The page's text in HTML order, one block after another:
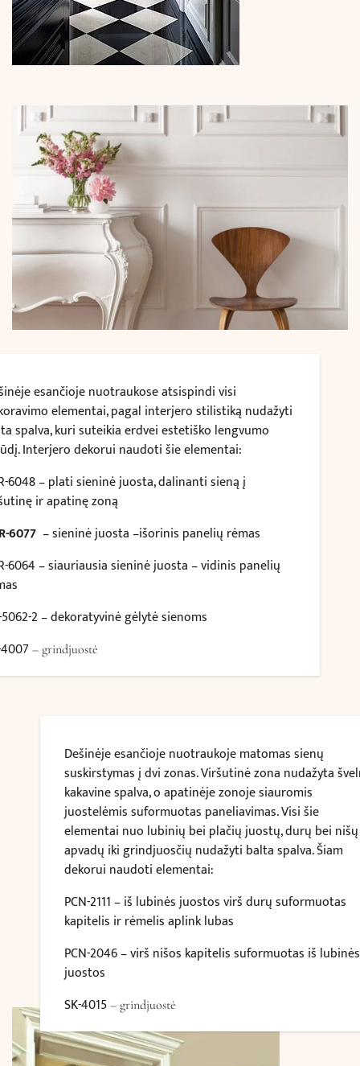
esančioje nuotraukose atsispindi visi
elementai, pagal interjero stilistiką nudažyti
spalva, kuri suteikia erdvei estetiško lengvumo
Interjero dekorui naudoti šie elementai:
6048– plati sieninė juosta, dalinanti sieną į
ir apatinę zoną
6077 – sieninė juosta –išorinis panelių rėmas
6064– siauriausia sieninė juosta – vidinis panelių
2– dekoratyvinė gėlytė sienoms
– grindjuostė
Dešinėje esančioje nuotraukoje matomas sienų
suskirstymas į dvi zonas. Viršutinė zona nudažyta
kakavine spalva, o apatinėje zonoje siauromis
juostelėmis suformuotas paneliavimas. Visi šie
elementai nuo lubinių bei plačių juostų, durų bei nišų
apvadų iki grindjuosčių nudažyti balta spalva. Šiam
dekorui naudoti elementai:
PCN-2111– iš lubinės juostos virš durų suformuotas
kapitelis ir rėmelis aplink lubas
PCN-2046– virš nišos kapitelis suformuotas iš lubinės
juostos
SK-4015 – grindjuostė